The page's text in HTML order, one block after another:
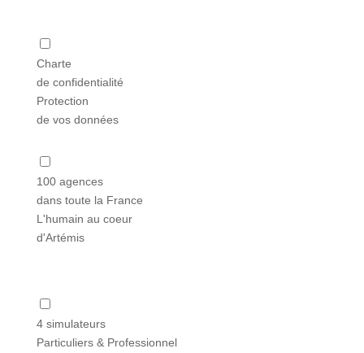
Charte
de confidentialité
Protection
de vos données
100 agences
dans toute la France
L'humain au coeur
d'Artémis
4 simulateurs
Particuliers & Professionnel